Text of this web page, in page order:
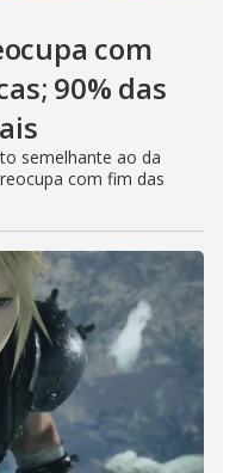
com
90% das
semelhante ao da
com fim das